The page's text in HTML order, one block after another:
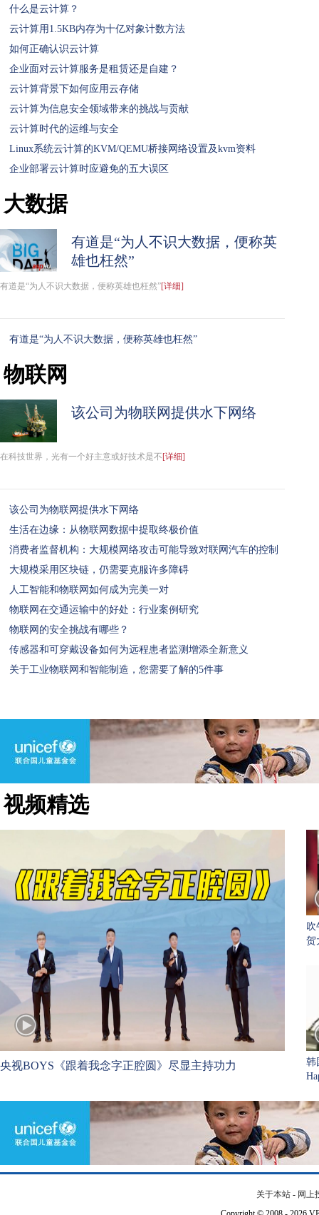
什么是云计算？
云计算用1.5KB内存为十亿对象计数方法
如何正确认识云计算
企业面对云计算服务是租赁还是自建？
云计算背景下如何应用云存储
云计算为信息安全领域带来的挑战与贡献
云计算时代的运维与安全
Linux系统云计算的KVM/QEMU桥接网络设置及kvm资料
企业部署云计算时应避免的五大误区
大数据
有道是“为人不识大数据，便称英
雄也枉然”
有道是“为人不识大数据，便称英雄也枉然”[详细]
有道是“为人不识大数据，便称英雄也枉然”
物联网
该公司为物联网提供水下网络
在科技世界，光有一个好主意或好技术是不[详细]
该公司为物联网提供水下网络
生活在边缘：从物联网数据中提取终极价值
消费者监督机构：大规模网络攻击可能导致对联网汽车的控制
大规模采用区块链，仍需要克服许多障碍
人工智能和物联网如何成为完美一对
物联网在交通运输中的好处：行业案例研究
物联网的安全挑战有哪些？
传感器和可穿戴设备如何为远程患者监测增添全新意义
关于工业物联网和智能制造，您需要了解的5件事
视频精选
央视BOYS《跟着我念字正腔圆》尽显主持功力
吹
贺
韩
关于本站 - 网上